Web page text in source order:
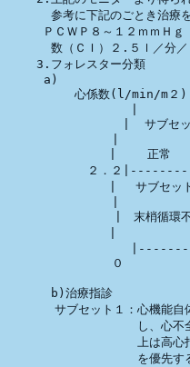
参考に下記のごとき治療
ＰＣＷＰ８～１２ｍｍＨｇ（
数（ＣＩ）２.５ｌ／分／
    3.フォレスター分類
     a)
心係数(l/min/m２)
|  サブセット１　|
|　　 正常  　　 |
２．２
|　 サブセット３ |
|　末梢循環不全  |
|　　　　　　　　|
０　　　　　　　１８
      b)治療指診
サブセット１：心機能自体
し、心不全の誘因の
上は高心拍出量性心不
を優先する